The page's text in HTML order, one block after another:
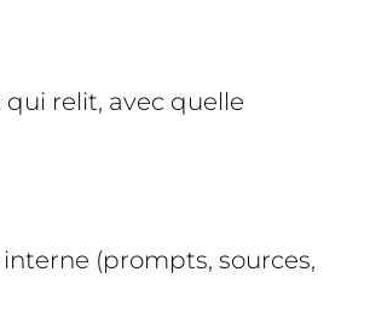
relit, avec quelle
(prompts, sources,